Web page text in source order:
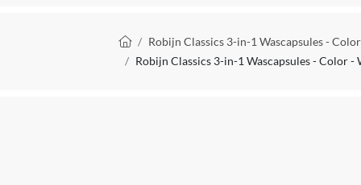
Verpakking hoogte
Verpakking lengte
KruimelpadRobijn Classics 3-in-1 Wascapsules -
Robijn Classics 3-in-1 Wascapsules - Color